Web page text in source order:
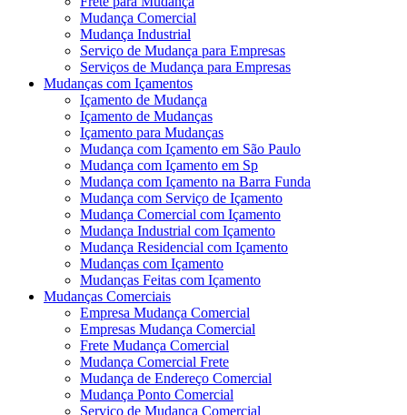
Mudança Comercial
Mudança Industrial
Serviço de Mudança para Empresas
Serviços de Mudança para Empresas
Mudanças com Içamentos
Içamento de Mudança
Içamento de Mudanças
Içamento para Mudanças
Mudança com Içamento em São Paulo
Mudança com Içamento em Sp
Mudança com Içamento na Barra Funda
Mudança com Serviço de Içamento
Mudança Comercial com Içamento
Mudança Industrial com Içamento
Mudança Residencial com Içamento
Mudanças com Içamento
Mudanças Feitas com Içamento
Mudanças Comerciais
Empresa Mudança Comercial
Empresas Mudança Comercial
Frete Mudança Comercial
Mudança Comercial Frete
Mudança de Endereço Comercial
Mudança Ponto Comercial
Serviço de Mudança Comercial